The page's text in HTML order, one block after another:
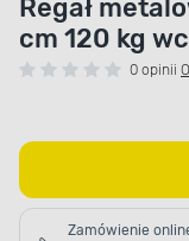
Regał
cm 120 kg
0 opinii
Zamówienie